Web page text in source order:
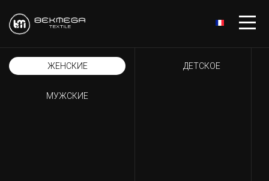
ЖЕНСКИЕ ДЕТСКОЕ
МУЖСКИЕ